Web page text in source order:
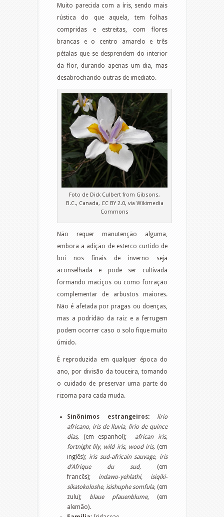
Muito parecida com a íris, sendo mais
rústica do que aquela, tem folhas
compridas e estreitas, com flores
brancas e o centro amarelo e três
pétalas que se desprendem do interior
da flor, durando apenas um dia, mas
desabrochando outras de imediato.
Foto de Dick Culbert from Gibsons,
B.C., Canada, CC BY 2.0, via Wikimedia
Commons
Não requer manutenção alguma,
embora a adição de esterco curtido de
boi nos finais de inverno seja
aconselhada e pode ser cultivada
formando maciços ou como forração
complementar de arbustos maiores.
Não é afetada por pragas ou doenças,
mas a podridão da raiz e a ferrugem
podem ocorrer caso o solo fique muito
úmido.
É reproduzida em qualquer época do
ano, por divisão da touceira, tomando
o cuidado de preservar uma parte do
rizoma para cada muda.
Sinônimos estrangeiros:
lirio
africano, iris de lluvia, lirio de quince
días, (em espanhol); african iris,
fortnight lily, wild iris, wood iris,(em
inglês); iris sud-africain sauvage, iris
d’Afrique du sud, (em
francês); indawo-yehlathi, isiqiki-
sikatokoloshe, isishuphe somfula, (em
zulu); blaue pfauenblume, (em
alemão).